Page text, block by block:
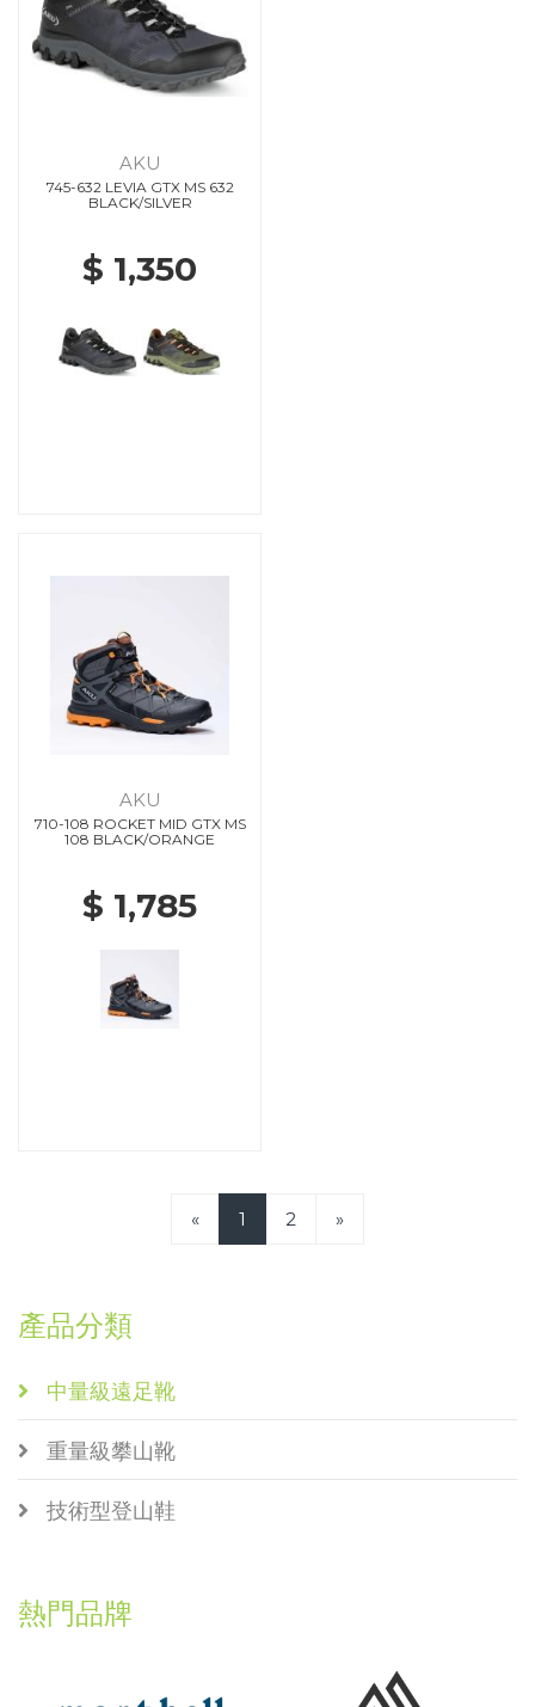
AKU
745-632 LEVIA GTX MS 632
BLACK/SILVER
$ 1,350
AKU
710-108 ROCKET MID GTX MS
108 BLACK/ORANGE
$ 1,785
« 1 2 »
產品分類
中量級遠足靴
重量級攀山靴
技術型登山鞋
熱門品牌